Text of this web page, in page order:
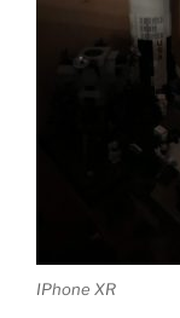
IPhone XR